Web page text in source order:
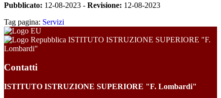
Pubblicato: 12-08-2023 - Revisione: 12-08-2023
Tag pagina: Servizi
ISTITUTO ISTRUZIONE SUPERIORE "F.
Lombardi"
Contatti
ISTITUTO ISTRUZIONE SUPERIORE "F. Lombardi"